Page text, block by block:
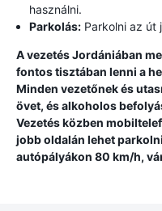
használni.
Parkolás: Parkolni az út
A vezetés Jordániában
fontos tisztában lenni a
Minden vezetőnek és
övet, és alkoholos
Vezetés közben
jobb oldalán lehet
autópályákon 80 km/h,